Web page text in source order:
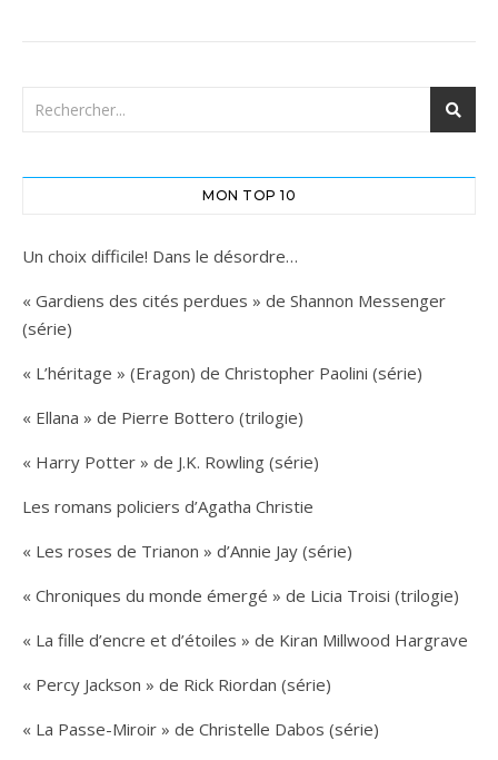
MON TOP 10
Un choix difficile! Dans le désordre…
« Gardiens des cités perdues » de Shannon Messenger
(série)
« L’héritage » (Eragon) de Christopher Paolini (série)
« Ellana » de Pierre Bottero (trilogie)
« Harry Potter » de J.K. Rowling (série)
Les romans policiers d’Agatha Christie
« Les roses de Trianon » d’Annie Jay (série)
« Chroniques du monde émergé » de Licia Troisi (trilogie)
« La fille d’encre et d’étoiles » de Kiran Millwood Hargrave
« Percy Jackson » de Rick Riordan (série)
« La Passe-Miroir » de Christelle Dabos (série)